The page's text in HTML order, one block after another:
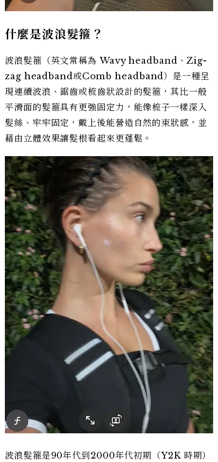
什麼是波浪髮箍？
波浪髮箍（英文常稱為 Wavy headband、Zig-
zag headband或Comb headband）是一種呈
現連續波浪、鋸齒或梳齒狀設計的髮箍，其比一般
平滑面的髮箍具有更強固定力，能像梳子一樣深入
髮絲、牢牢固定，戴上後能營造自然的束狀感，並
藉由立體效果讓髮根看起來更蓬鬆。
波浪髮箍是90年代到2000年代初期（Y2K 時期）